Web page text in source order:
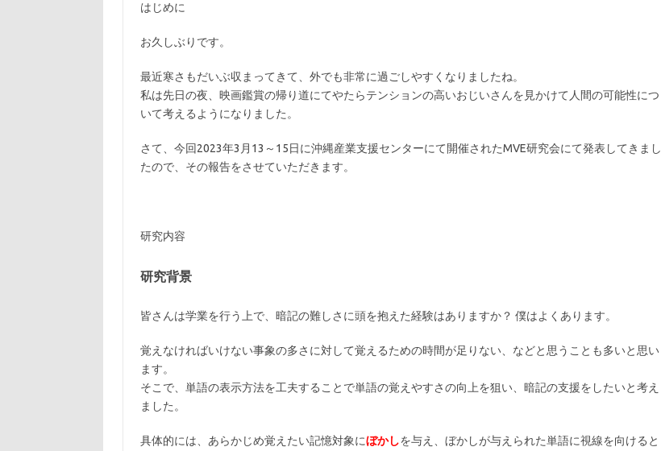
はじめに
お久しぶりです。
最近寒さもだいぶ収まってきて、外でも非常に過ごしやすくなりましたね。
私は先日の夜、映画鑑賞の帰り道にてやたらテンションの高いおじいさんを見かけて人間の可能性につ
いて考えるようになりました。
さて、今回2023年3月13～15日に沖縄産業支援センターにて開催されたMVE研究会にて発表してきまし
たので、その報告をさせていただきます。
研究内容
研究背景
皆さんは学業を行う上で、暗記の難しさに頭を抱えた経験はありますか？ 僕はよくあります。
覚えなければいけない事象の多さに対して覚えるための時間が足りない、などと思うことも多いと思い
ます。
そこで、単語の表示方法を工夫することで単語の覚えやすさの向上を狙い、暗記の支援をしたいと考え
ました。
具体的には、あらかじめ覚えたい記憶対象にぼかしを与え、ぼかしが与えられた単語に視線を向けると